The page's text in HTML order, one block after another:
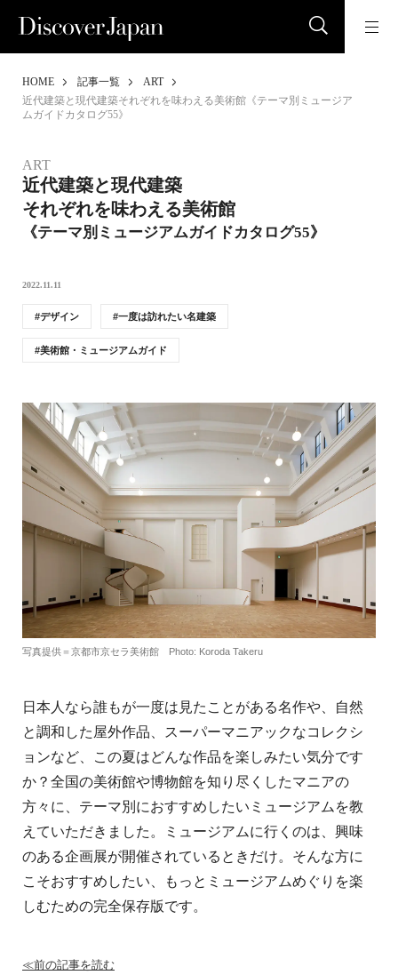
HOME 記事一覧
ART
近代建築と現代建築それぞれを味わえる美術館《テーマ別ミュージア
ムガイドカタログ55》
ART
近代建築と現代建築
それぞれを味わえる美術館
《テーマ別ミュージアムガイドカタログ55》
2022.11.11
デザイン 一度は訪れたい名建築
美術館・ミュージアムガイド
写真提供＝京都市京セラ美術館 Photo: Koroda Takeru
日本人なら誰もが一度は見たことがある名作や、自然
と調和した屋外作品、
スーパーマニアックなコレクシ
ョンなど、この夏はどんな作品を楽しみたい気分です
か？ 全国の美術館や博物館を知り尽くしたマニアの
方々に、 テーマ別におすすめしたいミュージアムを教
えていただきました。
ミュージアムに行くのは、興味
のある企画展が開催されているときだけ。 そんな方に
こそおすすめしたい、もっとミュージアムめぐりを楽
しむための完全保存版です。
≪前の記事を読む